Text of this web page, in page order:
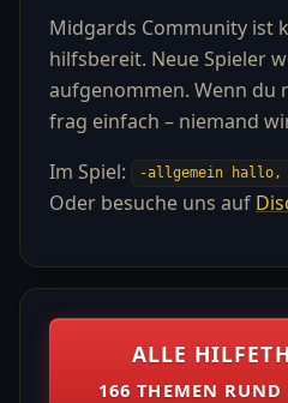
Midgards Community ist
hilfsbereit. Neue Spieler
aufgenommen. Wenn du
frag einfach – niemand
Im Spiel:
-allgemein
Oder besuche uns auf
ALLE
166 THEMEN